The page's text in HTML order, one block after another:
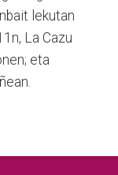
lekutan
La Cazu
eta